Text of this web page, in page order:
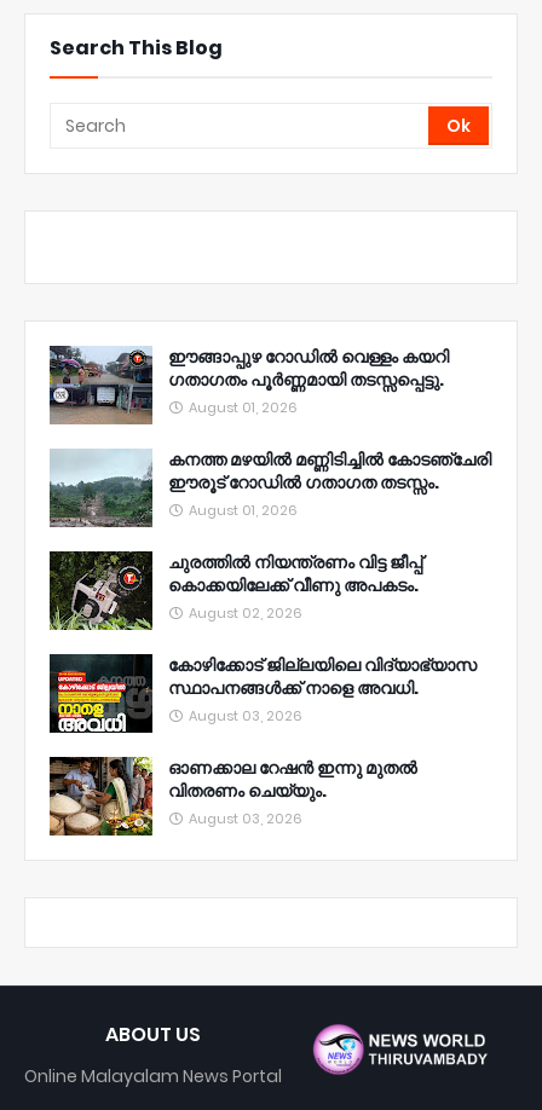
Search This Blog
ഈങ്ങാപ്പുഴ റോഡിൽ വെള്ളം കയറി
ഗതാഗതം പൂർണ്ണമായി തടസ്സപ്പെട്ടു.
August 01, 2026
കനത്ത മഴയിൽ മണ്ണിടിച്ചിൽ കോടഞ്ചേരി
ഈരൂട് റോഡിൽ ഗതാഗത തടസ്സം.
August 01, 2026
ചുരത്തിൽ നിയന്ത്രണം വിട്ട ജീപ്പ്
കൊക്കയിലേക്ക് വീണു അപകടം.
August 02, 2026
കോഴിക്കോട് ജില്ലയിലെ വിദ്യാഭ്യാസ
സ്ഥാപനങ്ങൾക്ക് നാളെ അവധി.
August 03, 2026
ഓണക്കാല റേഷൻ ഇന്നു മുതല്‍
വിതരണം ചെയ്യും.
August 03, 2026
ABOUT US
Online Malayalam News Portal